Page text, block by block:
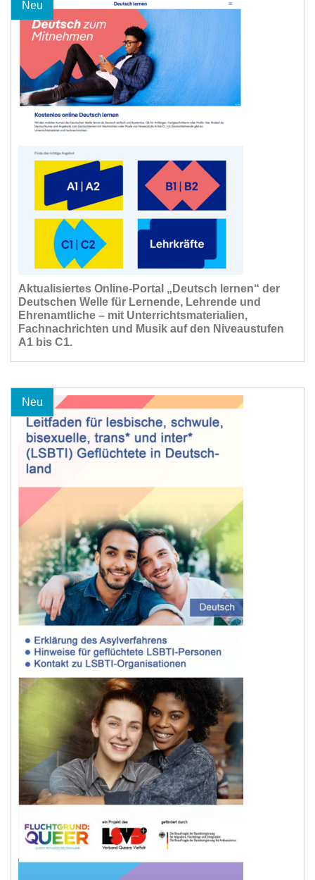
Neu
Aktualisiertes Online-Portal „Deutsch lernen“ der
Deutschen Welle für Lernende, Lehrende und
Ehrenamtliche – mit Unterrichtsmaterialien,
Fachnachrichten und Musik auf den Niveaustufen
A1 bis C1.
Neu